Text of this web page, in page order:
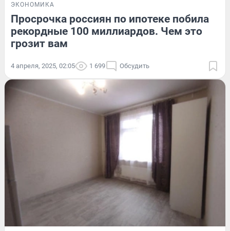
ЭКОНОМИКА
Просрочка россиян по ипотеке побила
рекордные 100 миллиардов. Чем это
грозит вам
4 апреля, 2025, 02:05 1 699 Обсудить